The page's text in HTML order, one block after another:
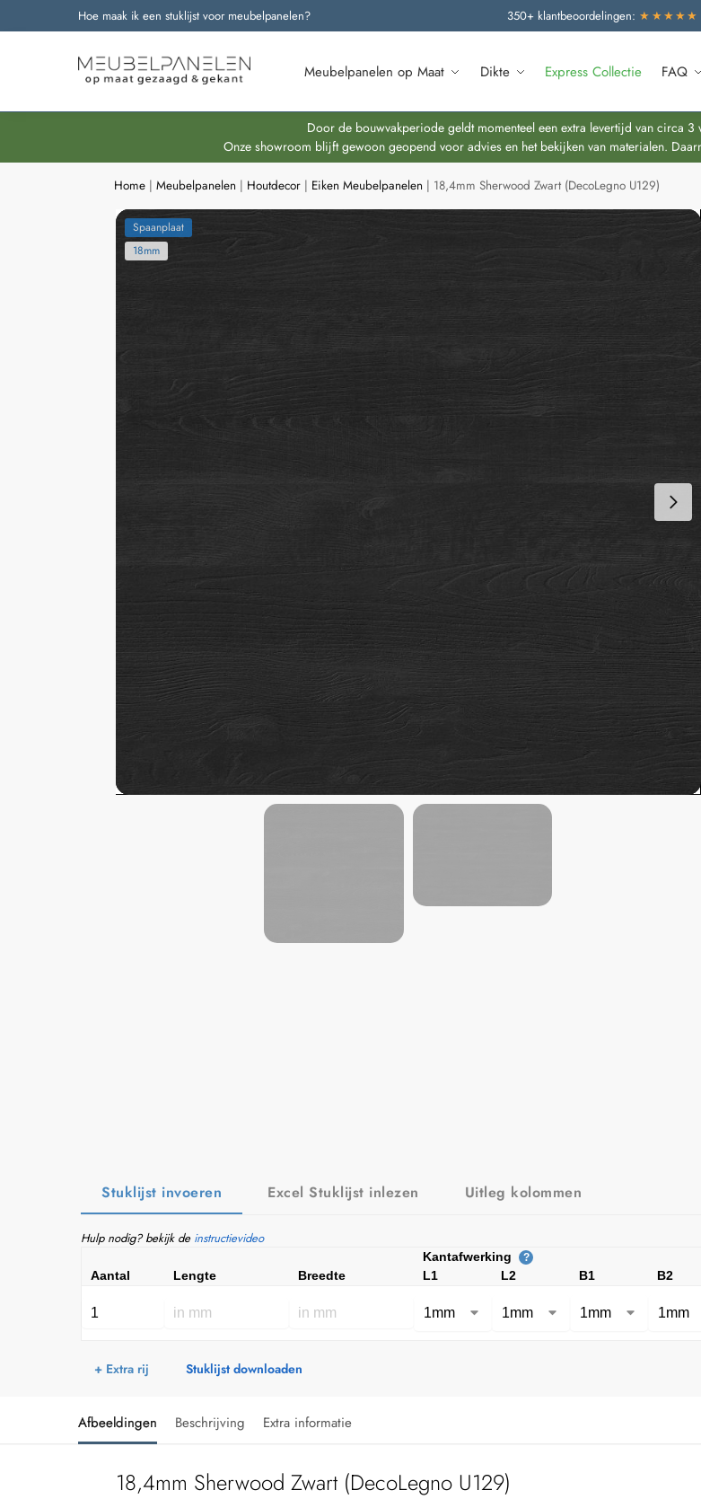
Hoe maak ik een stuklijst voor meubelpanelen? 350+ klantbeoordelingen: ★★★★★
Meubelpanelen op Maat Dikte Express Collectie FAQ
Onze nieuwste producten
Door de bouwvakperiode geldt momenteel een extra levertijd van circa
Onze showroom blijft gewoon geopend voor advies en het bekijken van materialen.
Home |Meubelpanelen | Houtdecor | Eiken Meubelpanelen | 18,4mm Sherwood Zwart (DecoLegno U129)
Spaanplaat
18mm
Stuklijst invoeren Excel Stuklijst inlezen Uitleg kolommen
Hulp nodig? bekijk de instructievideo
Kantafwerking ?
Aantal Lengte Breedte L1 L2 B1 B2
+ Extra rij Stuklijst downloaden
Afbeeldingen Beschrijving Extra informatie
18,4mm Sherwood Zwart (DecoLegno U129)